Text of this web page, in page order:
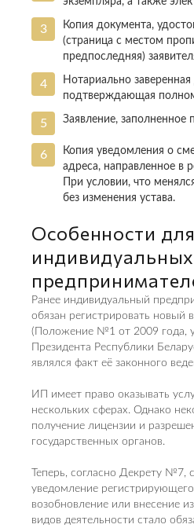
Копия документа,
(страница с местом
предпоследняя)
Нотариально
подтверждающая
Заявление, заполненное
Копия уведомления о
адреса, направленное в
При условии, что
без изменения устава.
Особенности для
индивидуальных
Ранее индивидуальный
обязан регистрировать новый
(Положение №1 от 2009 года,
Президента Республики
являлся факт её законного
ИП имеет право оказывать
нескольких сферах. Однако
получение лицензии и
государственных органов.
Теперь, согласно Декрету №7,
уведомление
возобновление или внесение
видов деятельности стало